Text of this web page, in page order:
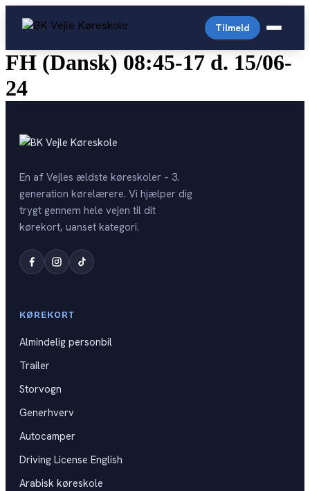
Almindelig personbil
Driving License English
Generhverv
Trailer
Storvogn
Autocamper
English-prices
Personale
Kontakt
Opstartstider
Kat C
Kat CE
Kat D
Generhverv
Digital Lægeattest
Køreprøvebooking
Drive4you
Teoriprøver
DKU
Tilmeld
FH (Dansk) 08:45-17 d. 15/06-
24
En af Vejles ældste køreskoler – 3.
generation kørelærere. Vi hjælper dig
trygt gennem hele vejen til dit
kørekort, uanset kategori.
KØREKORT
Almindelig personbil
Trailer
Storvogn
Generhverv
Autocamper
Driving License English
Arabisk køreskole